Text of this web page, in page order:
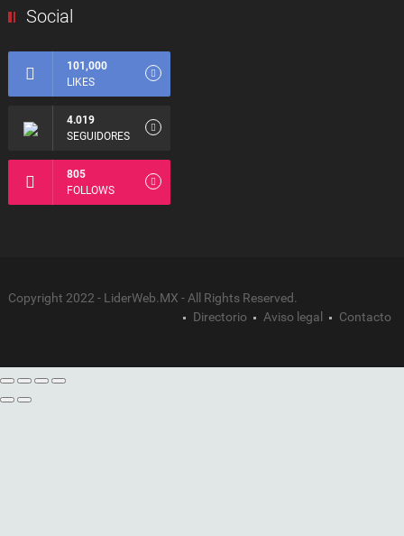
Social
101,000
LIKES
4.019
SEGUIDORES
805
FOLLOWS
Copyright 2022 - LiderWeb.MX - All Rights Reserved.
Directorio
Aviso legal Contacto